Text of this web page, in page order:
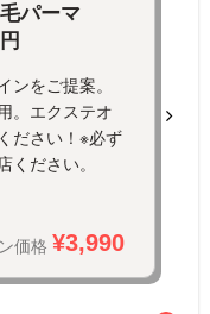
パーマ
ンをご提案。
。エクステオ
ださい！※必ず
ください。
価格 ¥3,990